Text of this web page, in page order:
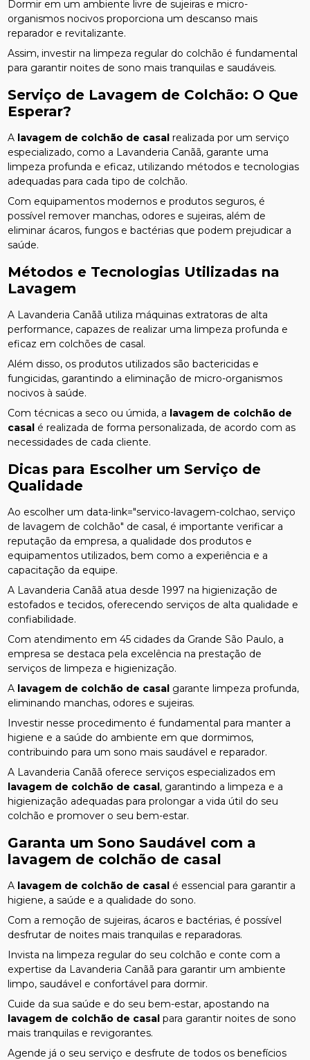
Dormir em um ambiente livre de sujeiras e micro-
organismos nocivos proporciona um descanso mais
reparador e revitalizante.
Assim, investir na limpeza regular do colchão é fundamental
para garantir noites de sono mais tranquilas e saudáveis.
Serviço de Lavagem de Colchão: O Que
Esperar?
A lavagem de colchão de casal realizada por um serviço
especializado, como a Lavanderia Canãã, garante uma
limpeza profunda e eficaz, utilizando métodos e tecnologias
adequadas para cada tipo de colchão.
Com equipamentos modernos e produtos seguros, é
possível remover manchas, odores e sujeiras, além de
eliminar ácaros, fungos e bactérias que podem prejudicar a
saúde.
Métodos e Tecnologias Utilizadas na
Lavagem
A Lavanderia Canãã utiliza máquinas extratoras de alta
performance, capazes de realizar uma limpeza profunda e
eficaz em colchões de casal.
Além disso, os produtos utilizados são bactericidas e
fungicidas, garantindo a eliminação de micro-organismos
nocivos à saúde.
Com técnicas a seco ou úmida, a lavagem de colchão de
casal é realizada de forma personalizada, de acordo com as
necessidades de cada cliente.
Dicas para Escolher um Serviço de
Qualidade
Ao escolher um data-link="servico-lavagem-colchao, serviço
de lavagem de colchão" de casal, é importante verificar a
reputação da empresa, a qualidade dos produtos e
equipamentos utilizados, bem como a experiência e a
capacitação da equipe.
A Lavanderia Canãã atua desde 1997 na higienização de
estofados e tecidos, oferecendo serviços de alta qualidade e
confiabilidade.
Com atendimento em 45 cidades da Grande São Paulo, a
empresa se destaca pela excelência na prestação de
serviços de limpeza e higienização.
A lavagem de colchão de casal garante limpeza profunda,
eliminando manchas, odores e sujeiras.
Investir nesse procedimento é fundamental para manter a
higiene e a saúde do ambiente em que dormimos,
contribuindo para um sono mais saudável e reparador.
A Lavanderia Canãã oferece serviços especializados em
lavagem de colchão de casal, garantindo a limpeza e a
higienização adequadas para prolongar a vida útil do seu
colchão e promover o seu bem-estar.
Garanta um Sono Saudável com a
lavagem de colchão de casal
A lavagem de colchão de casal é essencial para garantir a
higiene, a saúde e a qualidade do sono.
Com a remoção de sujeiras, ácaros e bactérias, é possível
desfrutar de noites mais tranquilas e reparadoras.
Invista na limpeza regular do seu colchão e conte com a
expertise da Lavanderia Canãã para garantir um ambiente
limpo, saudável e confortável para dormir.
Cuide da sua saúde e do seu bem-estar, apostando na
lavagem de colchão de casal para garantir noites de sono
mais tranquilas e revigorantes.
Agende já o seu serviço e desfrute de todos os benefícios